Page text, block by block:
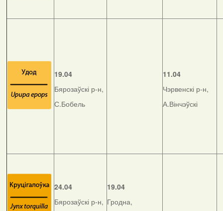
19.04
Бярозаўскі р-н,
С.Бобель
11.04
Чэрвенскі р-н,
А.Вінчэўскі
24.04
Бярозаўскі р-н,
19.04
Гродна,